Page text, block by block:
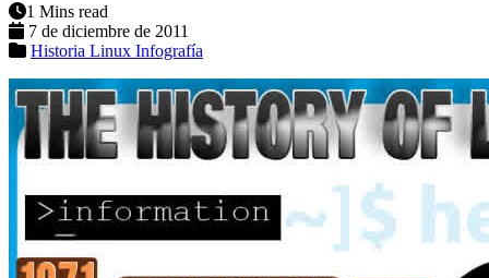
1 Mins read
7 de diciembre de 2011
Historia Linux Infografía